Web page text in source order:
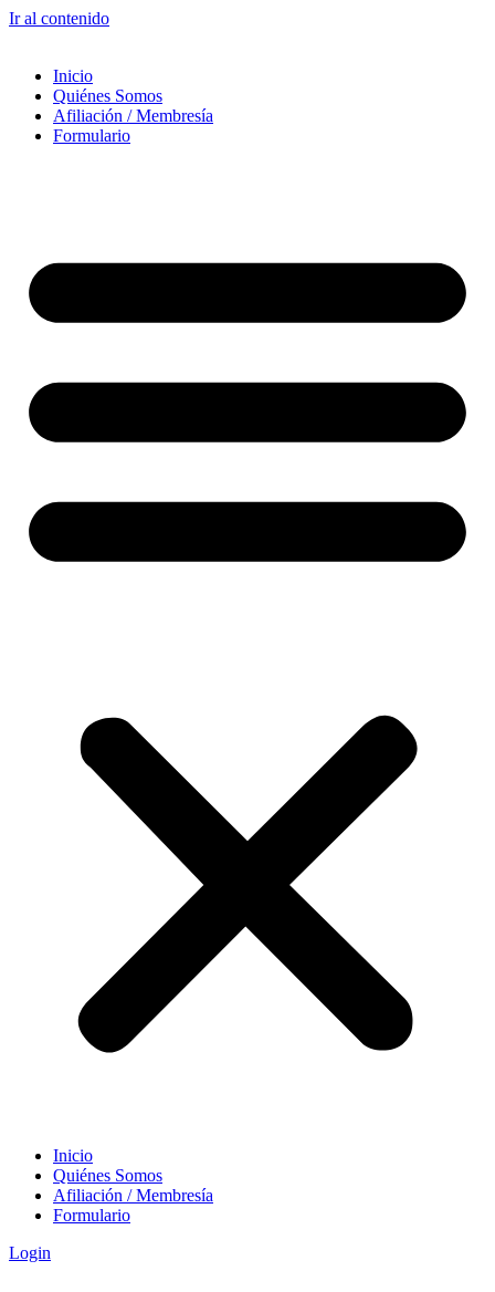
Ir al contenido
Inicio
Quiénes Somos
Afiliación / Membresía
Formulario
Inicio
Quiénes Somos
Afiliación / Membresía
Formulario
Login